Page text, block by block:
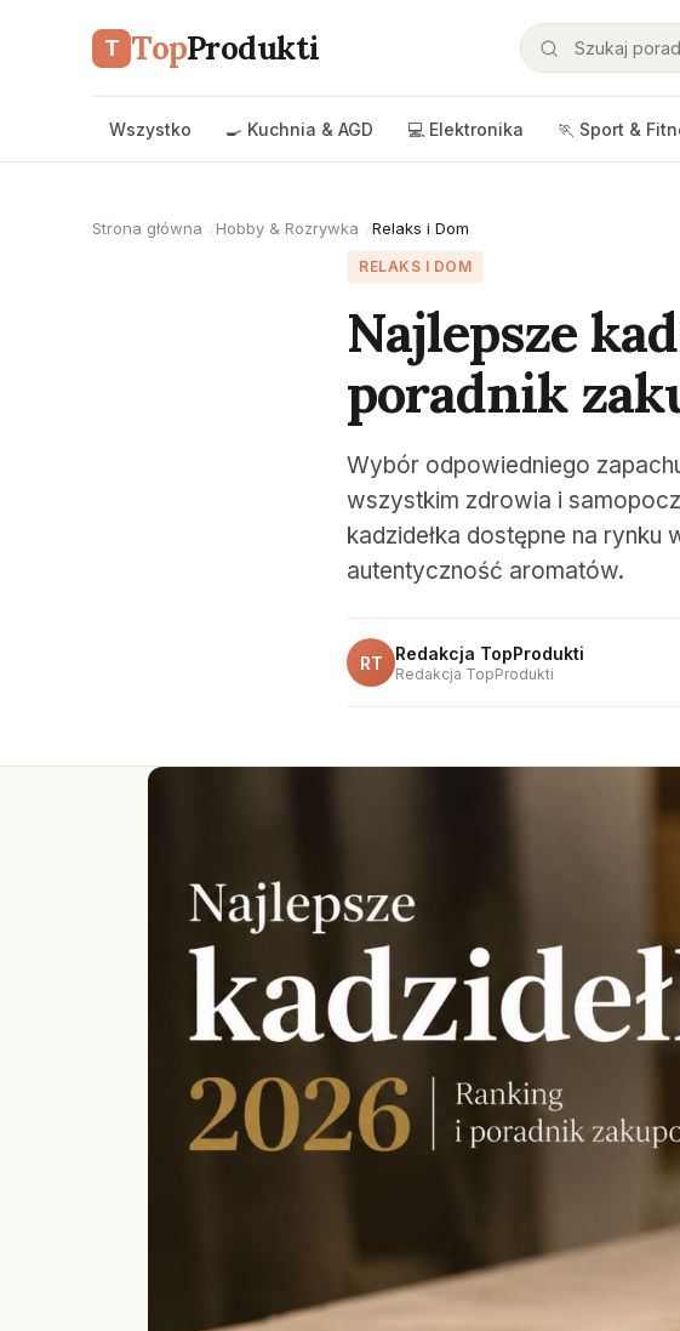
T TopProdukti
Wszystko 🍳 Kuchnia & AGD 💻 Elektronika 🏃 Sport &
Strona główna Hobby & Rozrywka Relaks i Dom
RELAKS I DOM
Najlepsze
poradnik
Wybór odpowiedniego
wszystkim zdrowia i
kadzidełka dostępne na rynku
autentyczność aromatów.
RT Redakcja TopProdukti
Redakcja TopProdukti